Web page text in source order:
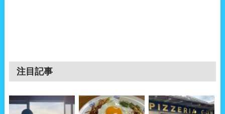
注目記事